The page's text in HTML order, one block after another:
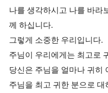
나를 생각하시고 나를 바라
께 하십니다.
그렇게 소중한 우리입니다.
주님이 우리에게는 최고로
당신은 주님을 얼마나 귀히
주님을 최고 귀한 분으로 대